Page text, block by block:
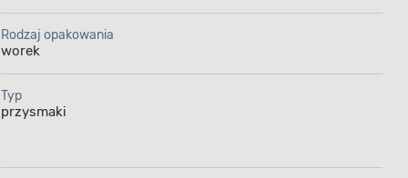
Rodzaj opakowania
worek
Typ
przysmaki